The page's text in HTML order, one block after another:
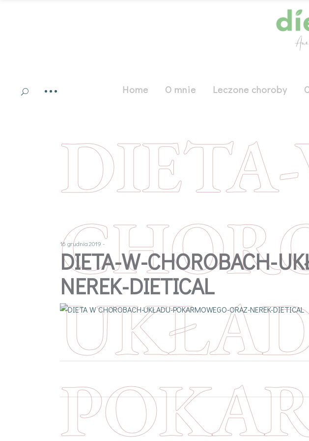
Home O mnie Leczone choroby
16 grudnia 2019
DIETA-W-CHOROBACH-
NEREK-DIETICAL